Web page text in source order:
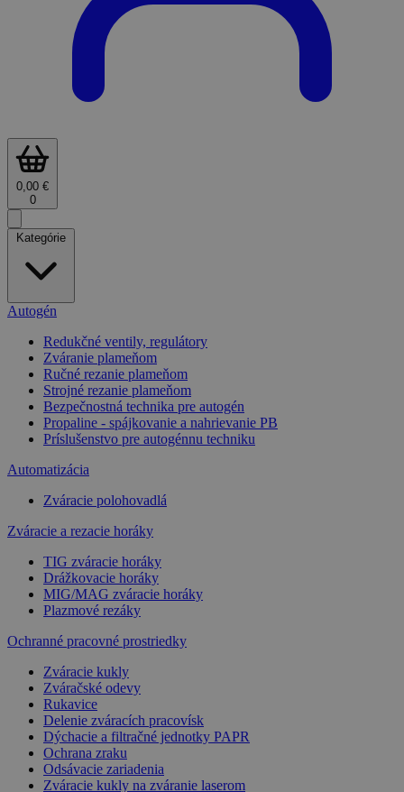
0,00 €
0
Kategórie
Autogén
Redukčné ventily, regulátory
Zváranie plameňom
Ručné rezanie plameňom
Strojné rezanie plameňom
Bezpečnostná technika pre autogén
Propaline - spájkovanie a nahrievanie PB
Príslušenstvo pre autogénnu techniku
Automatizácia
Zváracie polohovadlá
Zváracie a rezacie horáky
TIG zváracie horáky
Drážkovacie horáky
MIG/MAG zváracie horáky
Plazmové rezáky
Ochranné pracovné prostriedky
Zváracie kukly
Zváračské odevy
Rukavice
Delenie zváracích pracovísk
Dýchacie a filtračné jednotky PAPR
Ochrana zraku
Odsávacie zariadenia
Zváracie kukly na zváranie laserom